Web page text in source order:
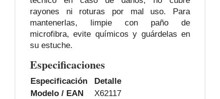
rayones ni roturas por mal uso. Para
mantenerlas, limpie con paño de
microfibra, evite químicos y guárdelas en
su estuche.
Especificaciones
Especificación
Detalle
Modelo / EAN
X62117